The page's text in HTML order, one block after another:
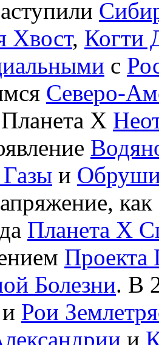
Хвост, Когти
с
Северо-
Х
и
Планета Х
Проекта
Болезни. В
и Рои
и